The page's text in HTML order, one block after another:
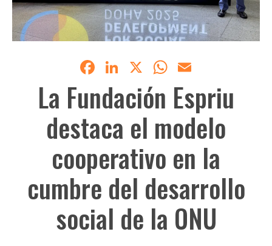
Facebook
LinkedIn
X WhatsApp
La Fundación Espriu
destaca el modelo
cooperativo en la
cumbre del desarrollo
social de la ONU